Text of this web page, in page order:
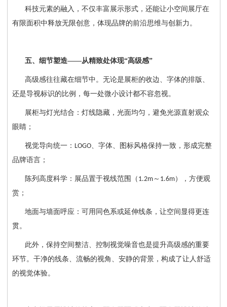
科技元素的融入，不仅丰富展示形式，还能让小空间展厅在
有限面积中释放无限创意，体现品牌的前沿思维与创新力。
五、细节塑造——从精致处体现“高级感”
高级感往往藏在细节中。无论是展柜的收边、字体的排版、
还是导视标识的比例，每一处微小设计都不容忽视。
展柜与灯光结合：灯线隐藏，光面均匀，避免光源直射观众
眼睛；
视觉导向统一： LOGO、字体、图标风格保持一致，形成完整
品牌语言；
陈列高度科学：展品置于视线范围（ 1.2m～ 1.6m），方便观
赏；
地面与墙面呼应：可用同色系或延伸线条，让空间显得更连
贯。
此外，保持空间整洁、控制视觉噪音也是提升高级感的重要
环节。干净的线条、流畅的视角、安静的背景，构成了让人舒适
的视觉体验。